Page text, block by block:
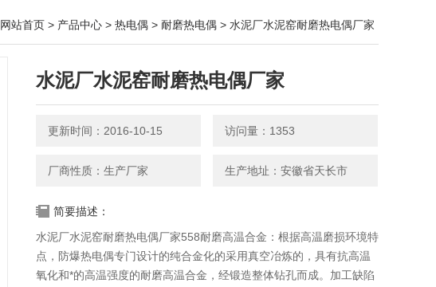
网站首页 > 产品中心 > 热电偶 > 耐磨热电偶 > 水泥厂水泥窑耐磨热电偶厂家
水泥厂水泥窑耐磨热电偶厂家
更新时间：2016-10-15 访问量：1353
厂商性质：生产厂家 生产地址：安徽省天长市
简要描述：
水泥厂水泥窑耐磨热电偶厂家558耐磨高温合金：根据高温磨损环境特
点，防爆热电偶专门设计的纯合金化的采用真空冶炼的，具有抗高温
氧化和*的高温强度的耐磨高温合金，经锻造整体钻孔而成。加工缺陷